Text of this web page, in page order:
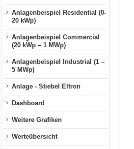
Anlagenbeispiel Residential (0-
20 kWp)
Anlagenbeispiel Commercial
(20 kWp – 1 MWp)
Anlagenbeispiel Industrial (1 –
5 MWp)
Anlage - Stiebel Eltron
Dashboard
Weitere Grafiken
Werteübersicht